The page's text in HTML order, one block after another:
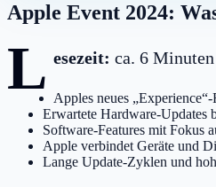
Apple Event 2024:
L esezeit: ca. 6 Minuten
Apples neues
Erwartete Hardware-Updates
Software-Features mit Fokus
Apple verbindet Geräte und
Lange Update-Zyklen und